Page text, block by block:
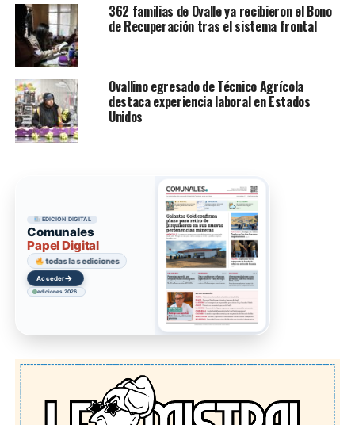
362 familias de Ovalle ya recibieron el Bono
de Recuperación tras el sistema frontal
Ovallino egresado de Técnico Agrícola
destaca experiencia laboral en Estados
Unidos
EDICIÓN DIGITAL
Comunales
Papel Digital
todas las ediciones
Acceder→
ediciones 2026